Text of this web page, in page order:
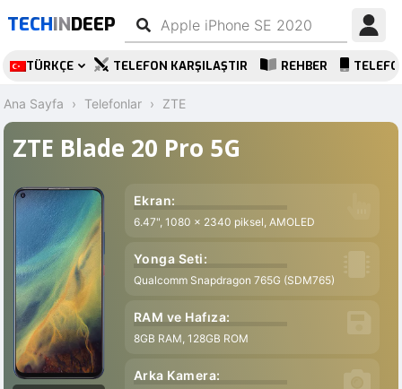
TECHINDEEP
TÜRKÇE TELEFON KARŞILAŞTIR REHBER
Ana Sayfa Telefonlar ZTE
ZTE Blade 20 Pro 5G
Ekran:
6.47", 1080 x 2340 piksel, AMOLED
Yonga Seti:
Qualcomm Snapdragon 765G (SDM765)
RAM ve Hafıza:
8GB RAM, 128GB ROM
Arka Kamera: